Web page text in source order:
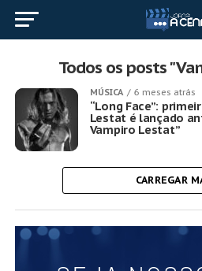
Todos os posts
MÚSICA 6 meses atrás
“Long Face”:
Lestat é lançado
Vampiro Lestat”
CARREGAR